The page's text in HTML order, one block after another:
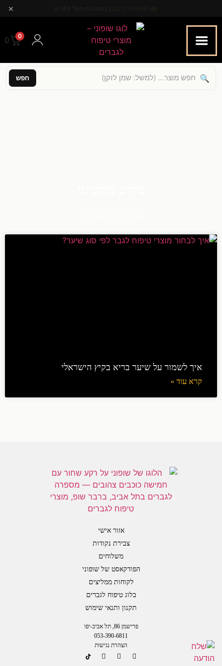
0
0.00
🔍 חפש
איך לשמור על שיער בריא בקיץ הישראלי
קרא עוד »
אזור אישי
צבירת נקודות
משלוחים
הפודקאסט של שופוני
לקוחות ממליצים
בלוג טיפוח לגברים
תקנון ותנאי שימוש
פרישמן 86, תל אביב-יפו
053-390-6811
הצהרת נגישות
×